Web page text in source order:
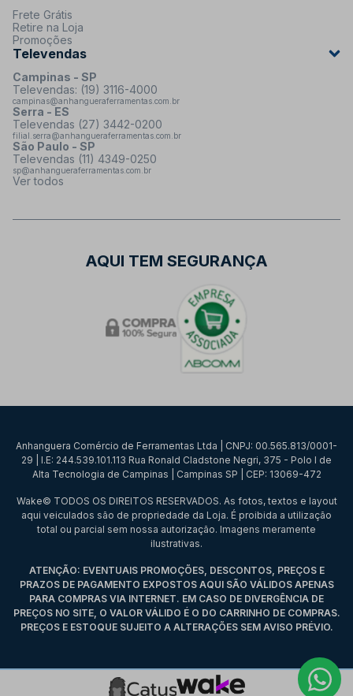
Frete Grátis
Retire na Loja
Promoções
Televendas
Campinas - SP
Televendas: (19) 3116-4000
campinas@anhangueraferramentas.com.br
Serra - ES
Televendas (27) 3442-0200
filial.serra@anhangueraferramentas.com.br
São Paulo - SP
Televendas (11) 4349-0250
sp@anhangueraferramentas.com.br
Ver todos
AQUI TEM SEGURANÇA
Anhanguera Comércio de Ferramentas Ltda | CNPJ: 00.565.813/0001-
29 | I.E: 244.539.101.113 Rua Ronald Cladstone Negri, 375 - Polo I de
Alta Tecnologia de Campinas | Campinas SP | CEP: 13069-472
Wake© TODOS OS DIREITOS RESERVADOS. As fotos, textos e layout
aqui veiculados são de propriedade da Loja. É proibida a utilização
total ou parcial sem nossa autorização. Imagens meramente
ilustrativas.
ATENÇÃO: EVENTUAIS PROMOÇÕES, DESCONTOS, PREÇOS E
PRAZOS DE PAGAMENTO EXPOSTOS AQUI SÃO VÁLIDOS APENAS
PARA COMPRAS VIA INTERNET. EM CASO DE DIVERGÊNCIA DE
PREÇOS NO SITE, O VALOR VÁLIDO É O DO CARRINHO DE COMPRAS.
PREÇOS E ESTOQUE SUJEITO A ALTERAÇÕES SEM AVISO PRÉVIO.